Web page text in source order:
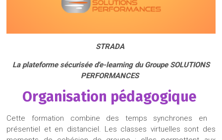
STRADA
La plateforme sécurisée d'e-learning du Groupe SOLUTIONS
PERFORMANCES
Organisation pédagogique
Cette formation combine des temps synchrones en
présentiel et en distanciel. Les classes virtuelles sont des